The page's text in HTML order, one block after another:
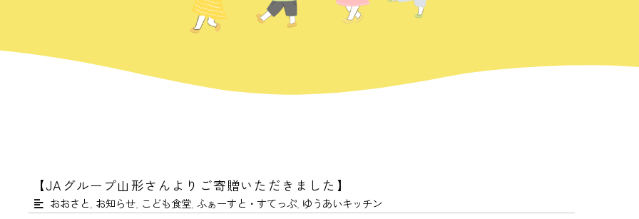
【JAグループ山形さんよりご寄贈いただきました】
おおさと お知らせ こども食堂 ,ふぁーすと・すてっぷ ゆうあいキッチン